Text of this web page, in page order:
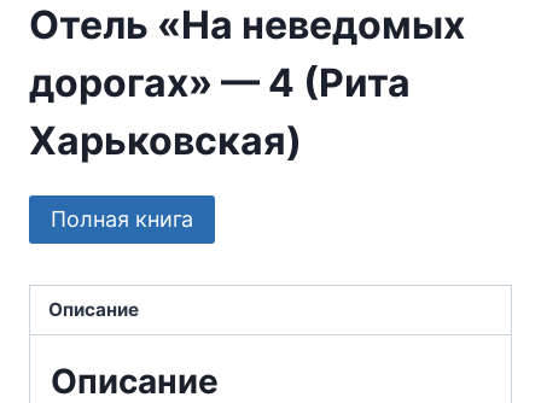
Отель «На неведомых
дорогах» — 4 (Рита
Харьковская)
Полная книга
Описание
Описание